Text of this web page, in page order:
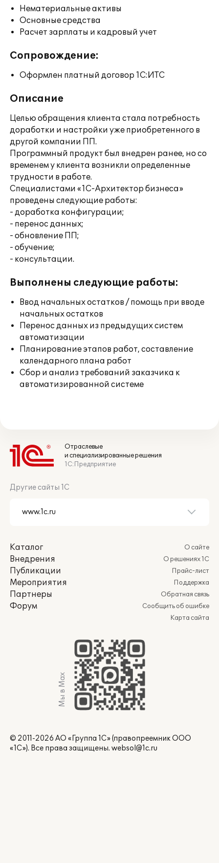
Нематериальные активы
Основные средства
Расчет зарплаты и кадровый учет
Сопровождение:
Оформлен платный договор 1С:ИТС
Описание
Целью обращения клиента стала потребность
доработки и настройки уже приобретенного в
другой компании ПП.
Программный продукт был внедрен ранее, но со
временем у клиента возникли определенные
трудности в работе.
Специалистами «1С-Архитектор бизнеса»
проведены следующие работы:
- доработка конфигурации;
- перенос данных;
- обновление ПП;
- обучение;
- консультации.
Выполнены следующие работы:
Ввод начальных остатков / помощь при вводе
начальных остатков
Перенос данных из предыдущих систем
автоматизации
Планирование этапов работ, составление
календарного плана работ
Сбор и анализ требований заказчика к
автоматизированной системе
Отраслевые
и специализированные решения
1С:Предприятие
Другие сайты 1С
Каталог
Внедрения
Публикации
Мероприятия
Партнеры
Форум
О сайте
О решениях 1С
Прайс-лист
Поддержка
Обратная связь
Сообщить об ошибке
Карта сайта
Мы в Max
© 2011-2026 АО «Группа 1С» (правопреемник ООО
«1С»). Все права защищены. websol@1c.ru